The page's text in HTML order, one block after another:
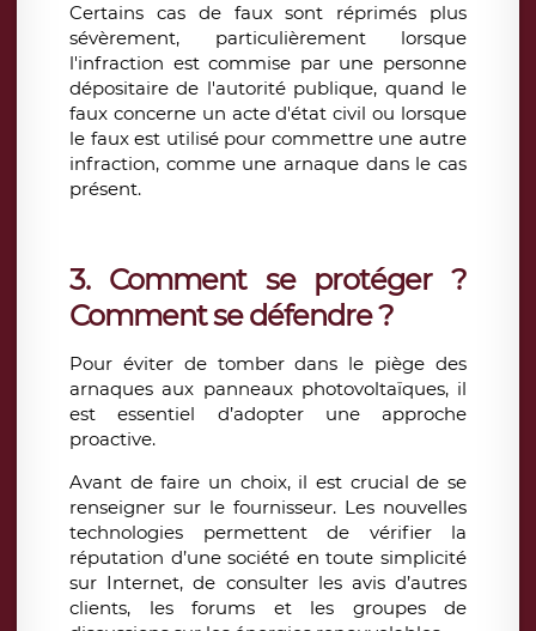
Certains cas de faux sont réprimés plus
sévèrement, particulièrement lorsque
l'infraction est commise par une personne
dépositaire de l'autorité publique, quand le
faux concerne un acte d'état civil ou lorsque
le faux est utilisé pour commettre une autre
infraction, comme une arnaque dans le cas
présent.
3. Comment se protéger ?
Comment se défendre ?
Pour éviter de tomber dans le piège des
arnaques aux panneaux photovoltaïques, il
est essentiel d’adopter une approche
proactive.
Avant de faire un choix, il est crucial de se
renseigner sur le fournisseur. Les nouvelles
technologies permettent de vérifier la
réputation d’une société en toute simplicité
sur Internet, de consulter les avis d’autres
clients, les forums et les groupes de